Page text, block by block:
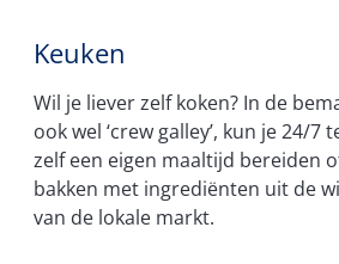
Keuken
Wil je liever zelf koken? In de
ook wel ‘crew galley’, kun je 24/7
zelf een eigen maaltijd bereiden
bakken met ingrediënten uit de
van de lokale markt.